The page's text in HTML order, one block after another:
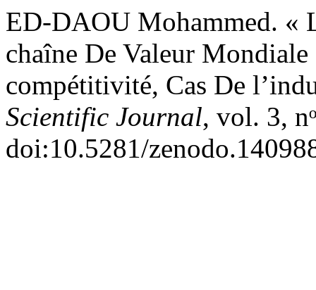
ED-DAOU Mohammed. «
chaîne De Valeur
compétitivité, Cas De
Scientific Journal, vol. 3,
doi:10.5281/